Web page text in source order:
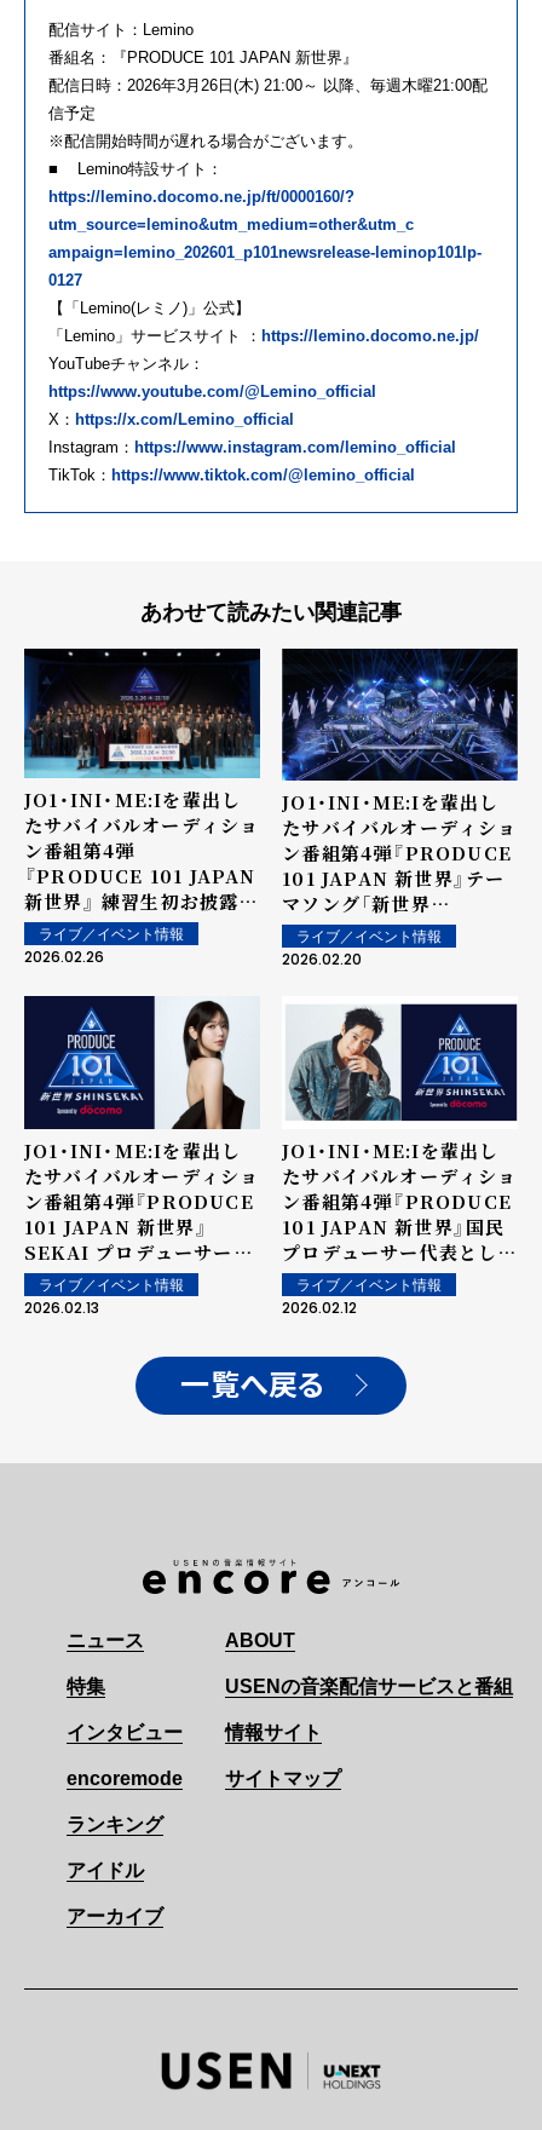
配信サイト：Lemino
番組名：『PRODUCE 101 JAPAN 新世界』
配信日時：2026年3月26日(木) 21:00～ 以降、毎週木曜21:00配
信予定
※配信開始時間が遅れる場合がございます。
■ Lemino特設サイト：
https://lemino.docomo.ne.jp/ft/0000160/?
utm_source=lemino&utm_medium=other&utm_c
ampaign=lemino_202601_p101newsrelease-leminop101lp-
0127
【「Lemino(レミノ)」公式】
「Lemino」サービスサイト ： https://lemino.docomo.ne.jp/
YouTubeチャンネル：
https://www.youtube.com/@Lemino_official
X： https://x.com/Lemino_official
Instagram： https://www.instagram.com/lemino_official
TikTok： https://www.tiktok.com/@lemino_official
あわせて読みたい関連記事
JO1・INI・ME:Iを輩出し
たサバイバルオーディショ
ン番組第4弾
『PRODUCE 101 JAPAN
新世界』 練習生初お披露目
となる記者発表会＆
『101DAY』開催！ <オフィ
ライブ／イベント情報
2026.02.26
JO1・INI・ME:Iを輩出し
たサバイバルオーディショ
ン番組第4弾『PRODUCE
101 JAPAN 新世界』テー
マソング「新世界
(SHINSEKAI)」を公開！
世界的ダンサー・振付師の
KAITAが共同で振付を担
当 ※本人コメントあり※
ライブ／イベント情報
2026.02.20
JO1・INI・ME:Iを輩出し
たサバイバルオーディショ
ン番組第4弾『PRODUCE
101 JAPAN 新世界』
SEKAI プロデューサー代
表として、チェ・スヨンの
参加が決定！
ライブ／イベント情報
2026.02.13
JO1・INI・ME:Iを輩出し
たサバイバルオーディショ
ン番組第4弾『PRODUCE
101 JAPAN 新世界』国民
プロデューサー代表とし
て、ディーン・フジオカの
参加が決定！
ライブ／イベント情報
2026.02.12
一覧へ戻る
ニュース
特集
インタビュー
encoremode
ランキング
アイドル
アーカイブ
ABOUT
USENの音楽配信サービスと番組
情報サイト
サイトマップ